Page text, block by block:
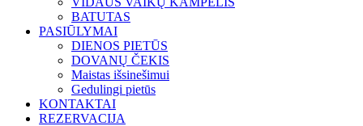
BATUTAS
PASIŪLYMAI
DIENOS PIETŪS
DOVANŲ ČEKIS
Maistas išsinešimui
Gedulingi pietūs
KONTAKTAI
REZERVACIJA